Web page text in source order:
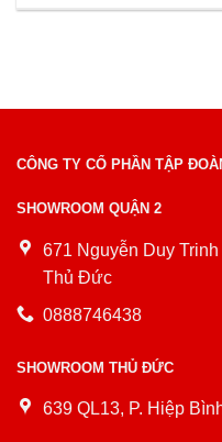
CÔNG TY CỔ PHẦN TẬP
SHOWROOM QUẬN 2
671 Nguyễn Duy
Thủ Đức
0888746438
SHOWROOM THỦ ĐỨC
639 QL13, P. Hiệp